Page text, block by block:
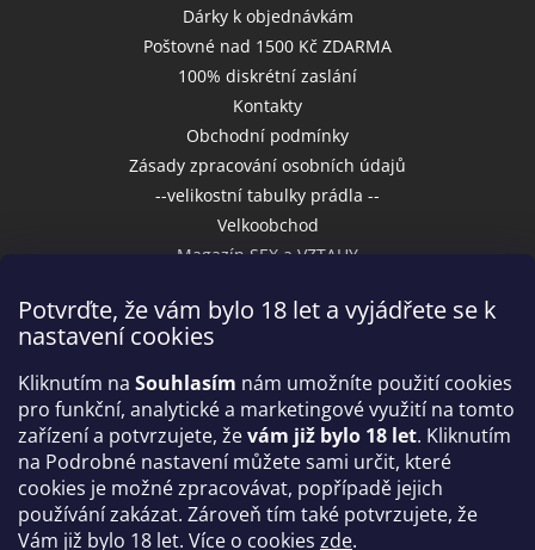
Potvrďte, že vám bylo 18 let a vyjádřete se k
nastavení cookies
Kliknutím na Souhlasím nám umožníte použití cookies
pro funkční, analytické a marketingové využití na tomto
zařízení a potvrzujete, ževám již bylo 18 let. Kliknutím
na Podrobné nastavení můžete sami určit, které
cookies je možné zpracovávat, popřípadě jejich
používání zakázat. Zároveň tím také potvrzujete, že
Vám již bylo 18 let. Více o cookies zde.
Dárky k objednávkám
Poštovné nad 1500 Kč ZDARMA
100% diskrétní zaslání
Kontakty
Obchodní podmínky
Zásady zpracování osobních údajů
--velikostní tabulky prádla --
Velkoobchod
Magazín SEX a VZTAHY
Přijímáme online platby